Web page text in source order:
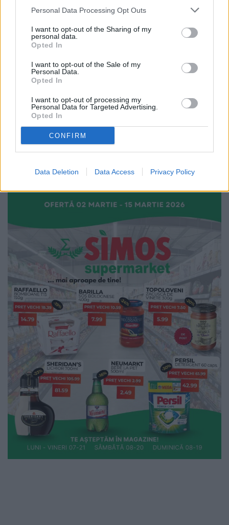
Personal Data Processing Opt Outs
I want to opt-out of the Sharing of my
personal data.
Opted In
I want to opt-out of the Sale of my
Personal Data.
Opted In
I want to opt-out of processing my
Personal Data for Targeted Advertising.
Opted In
CONFIRM
Data Deletion Data Access Privacy Policy
Municipiul Fălticeni are un Centru
pentru deșeurile voluminoase.
Proiectul urmează să devină